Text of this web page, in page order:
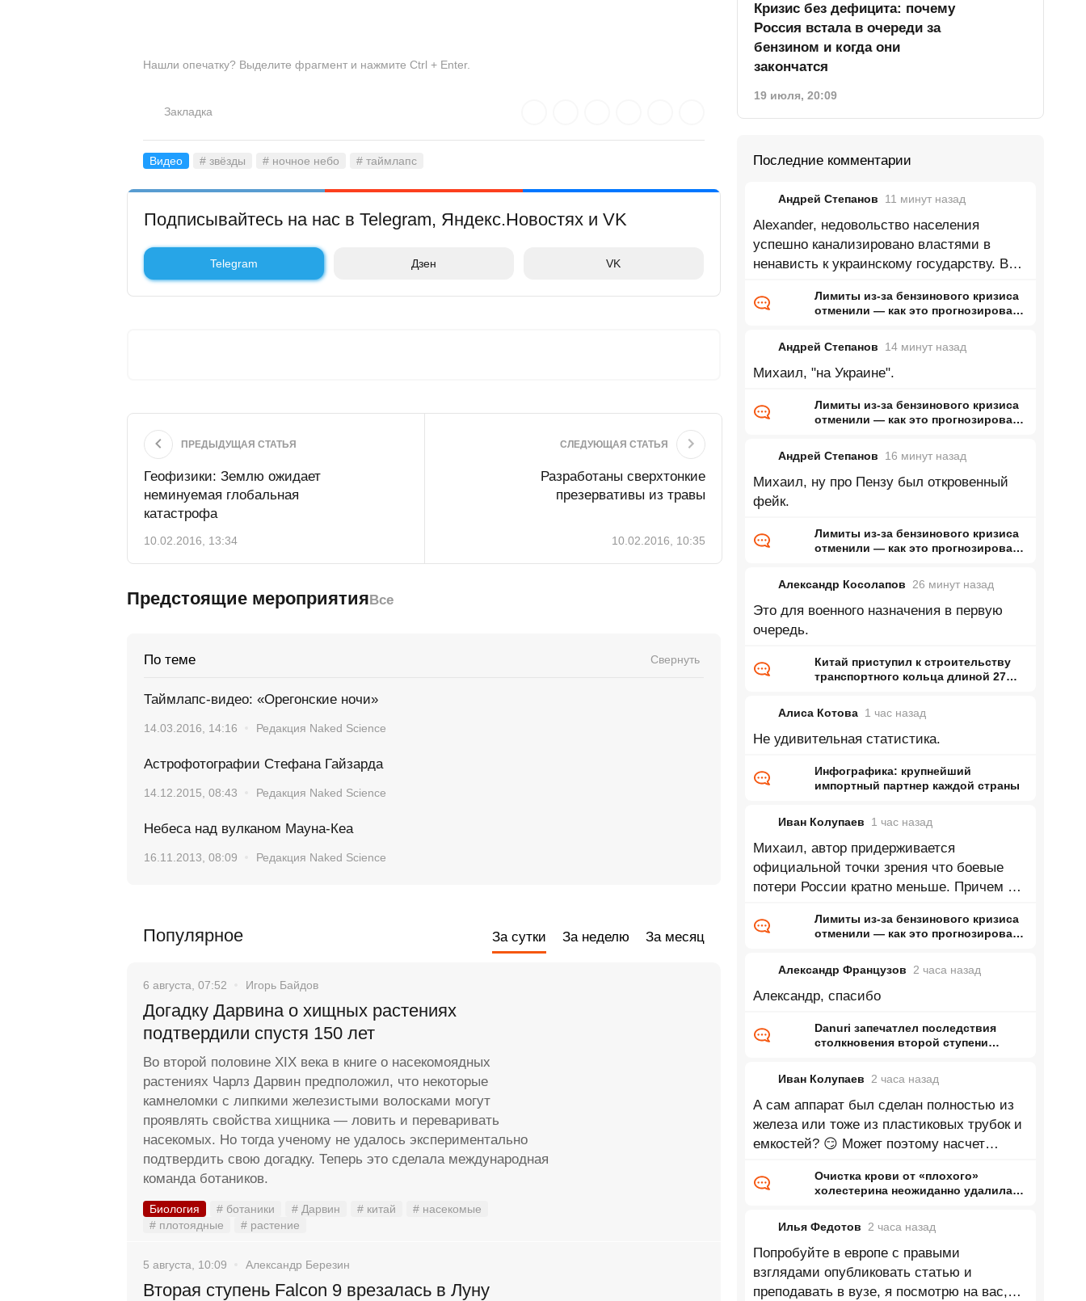
Нашли опечатку? Выделите фрагмент и нажмите Ctrl + Enter.
Закладка
Видео # звёзды # ночное небо # таймлапс
Подписывайтесь на нас в Telegram, Яндекс.Новостях и VK
Telegram Дзен VK
ПРЕДЫДУЩАЯ СТАТЬЯ
Геофизики: Землю ожидает
неминуемая глобальная
катастрофа
10.02.2016, 13:34
СЛЕДУЮЩАЯ СТАТЬЯ
Разработаны сверхтонкие
презервативы из травы
10.02.2016, 10:35
Предстоящие мероприятияВсе
По теме Свернуть
Таймлапс-видео: «Орегонские ночи»
14.03.2016, 14:16 Редакция Naked Science
Астрофотографии Стефана Гайзарда
14.12.2015, 08:43 Редакция Naked Science
Небеса над вулканом Мауна-Кеа
16.11.2013, 08:09 Редакция Naked Science
Популярное За сутки За неделю За месяц
6 августа, 07:52 Игорь Байдов
Догадку Дарвина о хищных растениях
подтвердили спустя 150 лет
Во второй половине XIX века в книге о насекомоядных
растениях Чарлз Дарвин предположил, что некоторые
камнеломки с липкими железистыми волосками могут
проявлять свойства хищника — ловить и переваривать
насекомых. Но тогда ученому не удалось экспериментально
подтвердить свою догадку. Теперь это сделала международная
команда ботаников.
Биология # ботаники # Дарвин # китай
# насекомые
# плотоядные
# растение
5 августа, 10:09 Александр Березин
Вторая ступень Falcon 9 врезалась в Луну
Кризис без дефицита: почему
Россия встала в очереди за
бензином и когда они
закончатся
19 июля, 20:09
Последние комментарии
Андрей Степанов 11 минут назад
Alexander, недовольство населения
успешно канализировано властями в
ненависть к украинскому государству. В
не
Лимиты из-за бензинового кризиса
отменили — как это прогнозировал
Андрей Степанов
14 минут назад
Михаил, "на Украине".
Лимиты из-за бензинового кризиса
отменили — как это прогнозировал
Андрей Степанов
16 минут назад
Михаил, ну про Пензу был откровенный
фейк.
Лимиты из-за бензинового кризиса
отменили — как это прогнозировал
Александр Косолапов
26 минут назад
Это для военного назначения в первую
очередь.
Китай приступил к строительству
транспортного кольца длиной 27
Алиса Котова 1 час назад
Не удивительная статистика.
Инфографика: крупнейший
импортный партнер каждой страны
Иван Колупаев 1 час назад
Михаил, автор придерживается
официальной точки зрения что боевые
потери России кратно меньше. Причем по
Лимиты из-за бензинового кризиса
отменили — как это прогнозировал
Александр Французов
2 часа назад
Александр, спасибо
Danuri запечатлел последствия
столкновения второй ступени
Иван Колупаев
2 часа назад
А сам аппарат был сделан полностью из
железа или тоже из пластиковых трубок и
емкостей? 😏 Может поэтому насчет
Очистка крови от «плохого»
холестерина неожиданно удалила
Илья Федотов
2 часа назад
Попробуйте в европе с правыми
взглядами опубликовать статью и
преподавать в вузе, я посмотрю на вас,